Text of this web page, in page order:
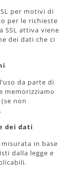
per motivi di
per le richieste
SSL attiva viene
dei dati che ci
da parte di
memorizziamo
non
dei dati
in base
dalla legge e